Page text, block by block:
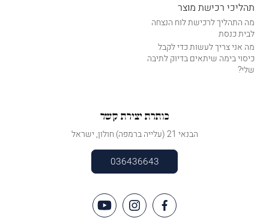
תהליכי רכישת מוצר
מה התהליך לרכישת לוח הנצחה
לבית כנסת
מה אני צריך לעשות כדי לקבל
כיסוי בימה שיתאים בדיוק לתיבה
שלי?
כותרת יצירת קשר
הבנאי 21 (עלייה ברמפה) חולון, ישראל
036436643